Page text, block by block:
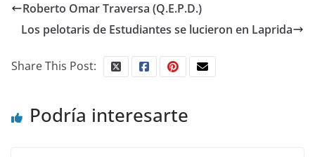
Roberto Omar Traversa (Q.E.P.D.)
Los pelotaris de Estudiantes se lucieron en Laprida
Share This Post:
Podría interesarte